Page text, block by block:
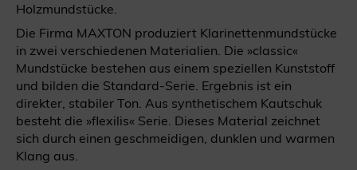
Holzmundstücke.
Die Firma MAXTON produziert Klarinettenmundstücke
in zwei verschiedenen Materialien. Die »classic«
Mundstücke bestehen aus einem speziellen Kunststoff
und bilden die Standard-Serie. Ergebnis ist ein
direkter, stabiler Ton. Aus synthetischem Kautschuk
besteht die »flexilis« Serie. Dieses Material zeichnet
sich durch einen geschmeidigen, dunklen und warmen
Klang aus.